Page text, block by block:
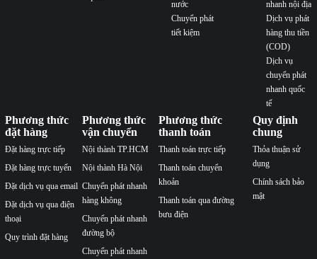
nước
Chuyển phát
tiết kiệm
nhanh nội địa
Dịch vụ phát
hàng thu tiền
(COD)
Dịch vụ
chuyển phát
nhanh quốc
tế
Phương thức
đặt hàng
Đặt hàng trực tiếp
Đặt hàng trực tuyến
Đặt dịch vụ qua email
Đặt dịch vụ qua điện
thoại
Quy trình đặt hàng
Phương thức
vận chuyển
Nội thành TP.HCM
Nội thành Hà Nội
Chuyển phát nhanh
hàng không
Chuyển phát nhanh
đường bộ
Chuyển phát nhanh
Phương thức
thanh toán
Thanh toán trực tiếp
Thanh toán chuyển
khoản
Thanh toán qua đường
bưu điện
Quy định
chung
Thỏa thuận sử
dụng
Chính sách bảo
mật